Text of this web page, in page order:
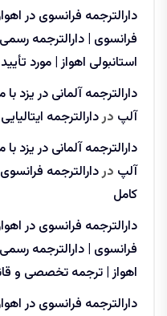
دارالترجمه فرانسوی در
فرانسوی | دارالترجمه
استانبولی اهواز | مورد
دارالترجمه آلمانی در یزد
آلپ دردارالترجمه
دارالترجمه آلمانی در یزد
آلپ دردارالترجمه
کامل
دارالترجمه فرانسوی در
فرانسوی | دارالترجمه
اهواز | ترجمه تخصصی و
دارالترجمه فرانسوی در